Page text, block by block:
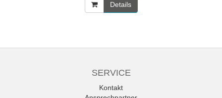
Details
SERVICE
Kontakt